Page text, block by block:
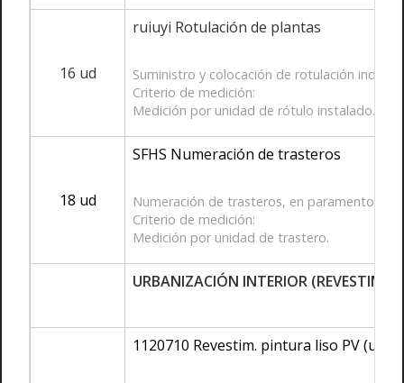
16 ud
ruiuyi Rotulación de plantas
Suministro y colocación de rotulación
Criterio de medición:
Medición por unidad de rótulo instalado.
18 ud
SFHS Numeración de trasteros
Numeración de trasteros, en paramentos
Criterio de medición:
Medición por unidad de trastero.
URBANIZACIÓN INTERIOR
1120710 Revestim. pintura liso PV